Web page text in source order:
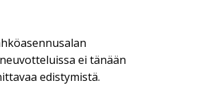
ei tänään
edistymistä.